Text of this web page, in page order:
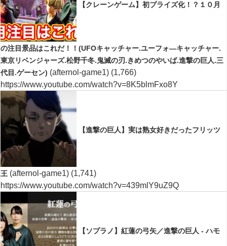
【クレーンゲーム】初プライズ化！？１０月
の注目景品はこれだ！！(UFOキャッチャー.ユーフォ―キャッチャー.
東京リベンジャーズ.松野千冬.鬼滅の刃.きめつのやいば.進撃の巨人.三
代目.ゲーセン) (afternol-game1) (1,766)
https://www.youtube.com/watch?v=8K5blmFxo8Y
【進撃の巨人】実は熟女好きだったフリッツ
王 (afternol-game1) (1,741)
https://www.youtube.com/watch?v=439mlY9uZ9Q
【ソプラノ】紅蓮の弓矢／進撃の巨人 - ハモ